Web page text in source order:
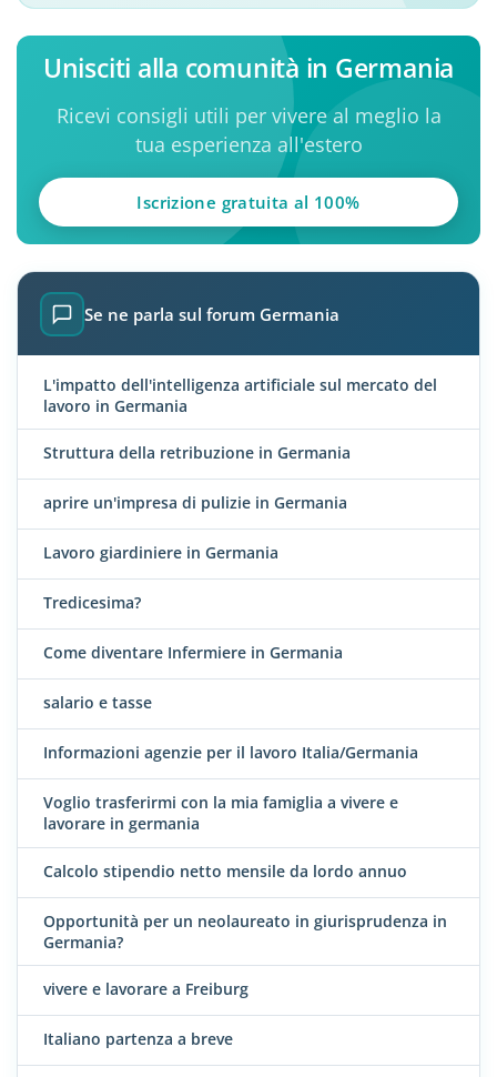
Unisciti alla comunità in Germania
Ricevi consigli utili per vivere al meglio la
tua esperienza all'estero
Iscrizione gratuita al 100%
Se ne parla sul forum Germania
L'impatto dell'intelligenza artificiale sul mercato del
lavoro in Germania
Struttura della retribuzione in Germania
aprire un'impresa di pulizie in Germania
Lavoro giardiniere in Germania
Tredicesima?
Come diventare Infermiere in Germania
salario e tasse
Informazioni agenzie per il lavoro Italia/Germania
Voglio trasferirmi con la mia famiglia a vivere e
lavorare in germania
Calcolo stipendio netto mensile da lordo annuo
Opportunità per un neolaureato in giurisprudenza in
Germania?
vivere e lavorare a Freiburg
Italiano partenza a breve